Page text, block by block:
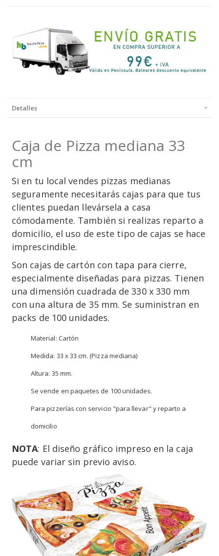
Detalles
Caja de Pizza mediana 33
cm
Si en tu local vendes pizzas medianas
seguramente necesitarás cajas para que tus
clientes puedan llevársela a casa
cómodamente. También si realizas reparto a
domicilio, el uso de este tipo de cajas se hace
imprescindible.
Son cajas de cartón con tapa para cierre,
especialmente diseñadas para pizzas. Tienen
una dimensión cuadrada de 330 x 330 mm
con una altura de 35 mm. Se suministran en
packs de 100 unidades.
Material: Cartón
Medida: 33 x 33 cm. (Pizza mediana)
Altura: 35 mm.
Se vende en paquetes de 100 unidades.
Para pizzerías con servicio "para llevar" y reparto a
domicilio
NOTA: El diseño gráfico impreso en la caja
puede variar sin previo aviso.